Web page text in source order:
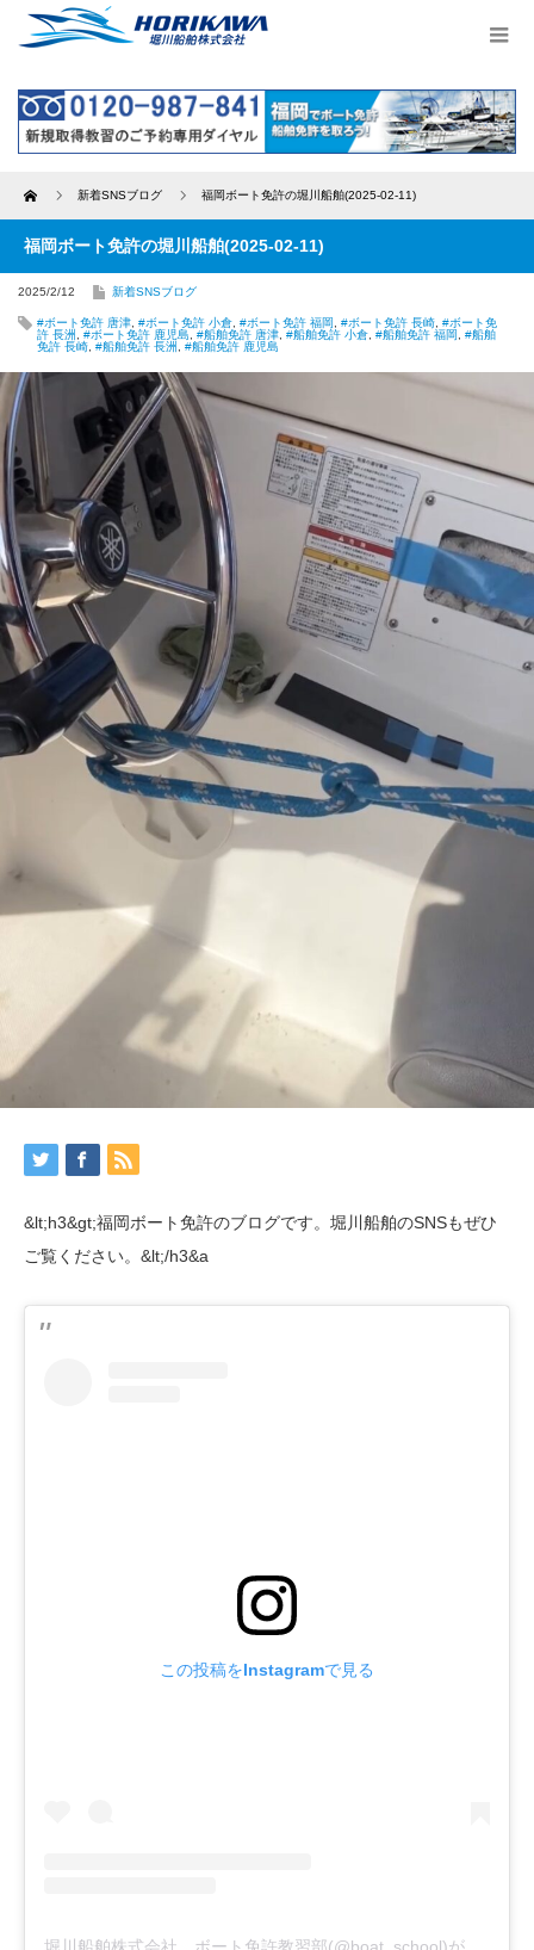
Home 新着SNSブログ 福岡ボート免許の堀川船舶(2025-02-11)
福岡ボート免許の堀川船舶(2025-02-11)
2025/2/12 新着SNSブログ
#ボート免許 唐津 #ボート免許 小倉 #ボート免許 福岡 #ボート免許 長崎 #ボート免
許 長洲
#ボート免許 鹿児島 #船舶免許 唐津 #船舶免許 小倉 #船舶免許 福岡
#船舶
免許 長崎 #船舶免許 長洲 #船舶免許 鹿児島
&lt;h3&gt;福岡ボート免許のブログです。堀川船舶のSNSもぜひ
ご覧ください。&lt;/h3&a
この投稿をInstagramで見る